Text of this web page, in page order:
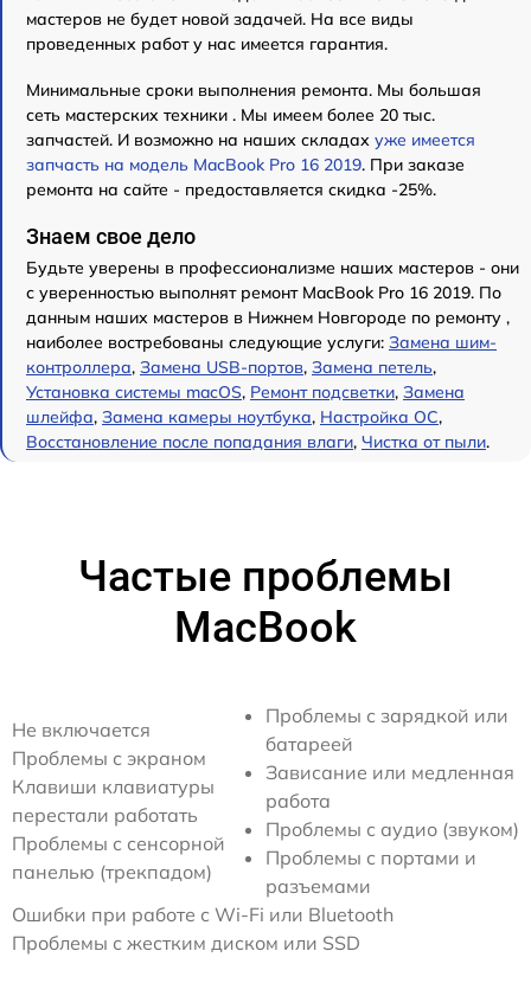
мастеров не будет новой задачей. На все виды
проведенных работ у нас имеется гарантия.
Минимальные сроки выполнения ремонта. Мы большая
сеть мастерских техники . Мы имеем более 20 тыс.
запчастей. И возможно на наших складах уже имеется
запчасть на модель MacBook Pro 16 2019. При заказе
ремонта на сайте - предоставляется скидка -25%.
Знаем свое дело
Будьте уверены в профессионализме наших мастеров - они
с уверенностью выполнят ремонт MacBook Pro 16 2019. По
данным наших мастеров в Нижнем Новгороде по ремонту ,
наиболее востребованы следующие услуги: Замена шим-
контроллера, Замена USB-портов, Замена петель,
Установка системы macOS, Ремонт подсветки, Замена
шлейфа, Замена камеры ноутбука, Настройка ОС,
Восстановление после попадания влаги, Чистка от пыли.
Частые проблемы
MacBook
Не включается
Проблемы с экраном
Клавиши клавиатуры
перестали работать
Проблемы с сенсорной
панелью (трекпадом)
Проблемы с зарядкой или
батареей
Зависание или медленная
работа
Проблемы с аудио (звуком)
Проблемы с портами и
разъемами
Ошибки при работе с Wi-Fi или Bluetooth
Проблемы с жестким диском или SSD